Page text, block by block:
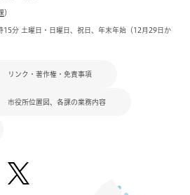
）
15分 土曜日・日曜日、祝日、年末年始（12月29日か
リンク・著作権・免責事項
市役所位置図、各課の業務内容